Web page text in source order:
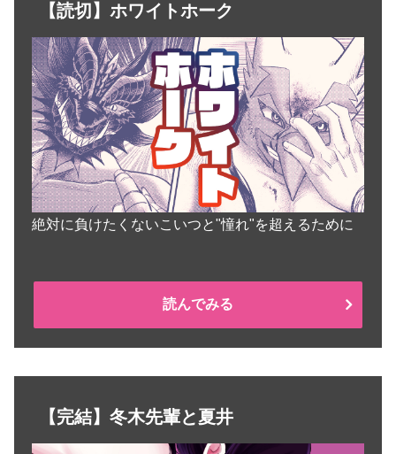
【読切】ホワイトホーク
絶対に負けたくないこいつと"憧れ"を超えるために
読んでみる
【完結】冬木先輩と夏井